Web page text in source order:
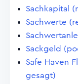
Sachkapital
Sachwerte
Sackgeld
Safe Haven
gesagt)